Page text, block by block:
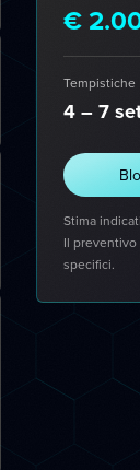
€
Tempistiche
4 – 7
Stima
Il
specifici.